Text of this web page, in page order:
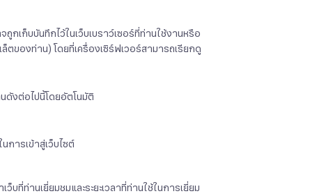
เก็บบันทึกไว้ในเว็บเบราว์เซอร์ที่ท่านใช้งานหรือ
ของท่าน) โดยที่เครื่องเซิร์ฟเวอร์สามารถเรียกดู
ดังต่อไปนี้โดยอัตโนมัติ
การเข้าสู่เว็บไซต์
บที่ท่านเยี่ยมชมและระยะเวลาที่ท่านใช้ในการเยี่ยม